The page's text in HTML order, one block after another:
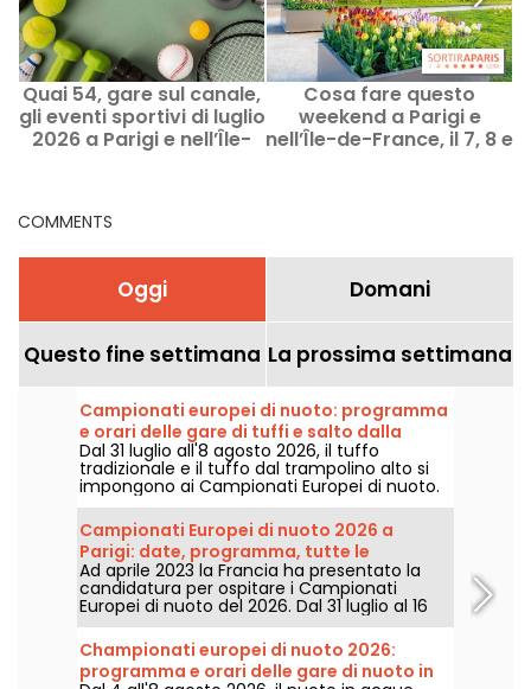
Quai 54, gare sul canale,
gli eventi sportivi di luglio
2026 a Parigi e nell’Île-
Cosa fare questo
weekend a Parigi e
nell’Île-de-France, il 7, 8 e
COMMENTS
Oggi Domani
Questo fine settimana La prossima settimana
Campionati europei di nuoto: programma
e orari delle gare di tuffi e salto dalla
piattaforma
Dal 31 luglio all'8 agosto 2026, il tuffo
tradizionale e il tuffo dal trampolino alto si
impongono ai Campionati Europei di nuoto.
Tra la piscina olimpica di Saint-Denis e lo
scenario naturale della Senna, i migliori
tuffatori del continente si lanceranno in
acrobazie mozzafiato.
Campionati Europei di nuoto 2026 a
Parigi: date, programma, tutte le
informazioni sulla competizione
Ad aprile 2023 la Francia ha presentato la
candidatura per ospitare i Campionati
Europei di nuoto del 2026. Dal 31 luglio al 16
agosto, il Centro Acquatico Olimpico vi
aspetta per sostenere i nostri nuotatori.
Ecco tutte le informazioni da conoscere
sulla competizione e sulle prove!
Championati europei di nuoto 2026:
programma e orari delle gare di nuoto in